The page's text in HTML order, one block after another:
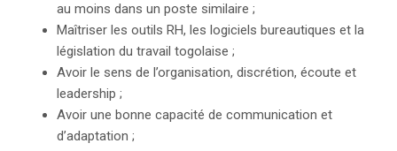
au moins dans un poste similaire ;
Maîtriser les outils RH, les logiciels bureautiques et la
législation du travail togolaise ;
Avoir le sens de l’organisation, discrétion, écoute et
leadership ;
Avoir une bonne capacité de communication et
d’adaptation ;